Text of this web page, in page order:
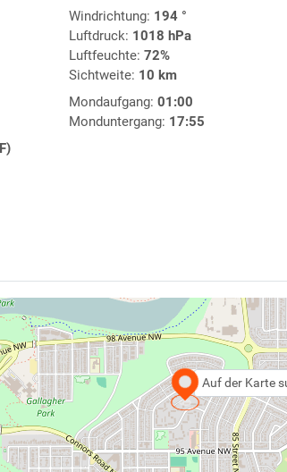
Windrichtung: 194 °
Luftdruck: 1018 hPa
Luftfeuchte: 72%
Sichtweite: 10 km
Mondaufgang: 01:00
Monduntergang: 17:55
Auf der Karte